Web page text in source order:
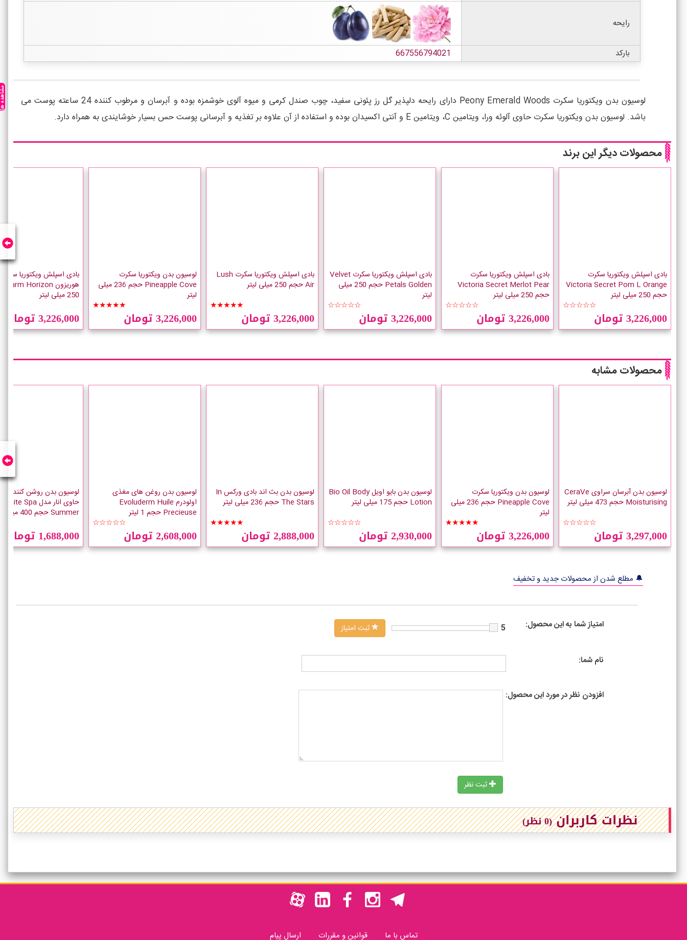
رایحه
بارکد 667556794021
لوسیون بدن ویکتوریا سکرت Peony Emerald Woods دارای رایحه دلپذیر گل رز پئونی سفید، چوب صندل کرمی و میوه آلوی خوشمزه بوده و آبرسان و مرطوب کننده 24 ساعته پوست می
باشد. لوسیون بدن ویکتوریا سکرت حاوی آلوئه ورا، ویتامین C، ویتامین E و آنتی اکسیدان بوده و استفاده از آن علاوه بر تغذیه و آبرسانی پوست حس بسیار خوشایندی به همراه دارد.
محصولات دیگر این برند
بادی اسپلش ویکتوریا سکرت
Victoria Secret Pom L Orange
حجم 250 میلی لیتر
☆☆☆☆☆
3,226,000 تومان
بادی اسپلش ویکتوریا سکرت
Victoria Secret Merlot Pear
حجم 250 میلی لیتر
☆☆☆☆☆
3,226,000 تومان
بادی اسپلش ویکتوریا سکرت Velvet
Petals Golden حجم 250 میلی
لیتر
☆☆☆☆☆
3,226,000 تومان
بادی اسپلش ویکتوریا سکرت Lush
Air حجم 250 میلی لیتر
★★★★★
3,226,000 تومان
لوسیون بدن ویکتوریا سکرت
Pineapple Cove حجم 236 میلی
لیتر
★★★★★
3,226,000 تومان
بادی اسپلش ویکتوریا سکرت
250 میلی لیتر
3,226,000 تومان
محصولات مشابه
لوسیون بدن آبرسان سراوی CeraVe
Moisturising حجم 473 میلی لیتر
☆☆☆☆☆
3,297,000 تومان
لوسیون بدن ویکتوریا سکرت
Pineapple Cove حجم 236 میلی
لیتر
★★★★★
3,226,000 تومان
لوسیون بدن بایو اویل Bio Oil Body
Lotion حجم 175 میلی لیتر
☆☆☆☆☆
2,930,000 تومان
لوسیون بدن بث اند بادی ورکس In
The Stars حجم 236 میلی لیتر
★★★★★
2,888,000 تومان
لوسیون بدن روغن های مغذی
اولودرم Evoluderm Huile
Precieuse حجم 1 لیتر
☆☆☆☆☆
2,608,000 تومان
لوسیون بدن روشن کننده
حاوی انار مدل White Spa
Summer حجم 400 میلی لیتر
1,688,000 تومان
🔔 مطلع شدن از محصولات جدید و تخفیف
امتیاز شما به این محصول: 5 ثبت امتیاز
نام شما:
افزودن نظر در مورد این محصول:
ثبت نظر
نظرات کاربران(0 نظر)
تماس با ما قوانین و مقررات ارسال پیام